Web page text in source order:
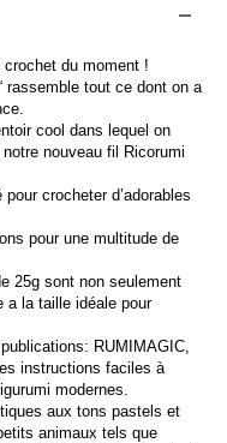
crochet du moment !
rassemble tout ce dont on a
cool dans lequel on
nouveau fil Ricorumi
crocheter d’adorables
pour une multitude de
25g sont non seulement
a la taille idéale pour
RUMIMAGIC,
instructions faciles à
modernes.
aux tons pastels et
animaux tels que